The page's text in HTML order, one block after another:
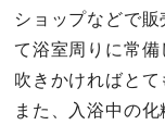
ショップなどで
て浴室周りに常
吹きかければとて
また、入浴中の